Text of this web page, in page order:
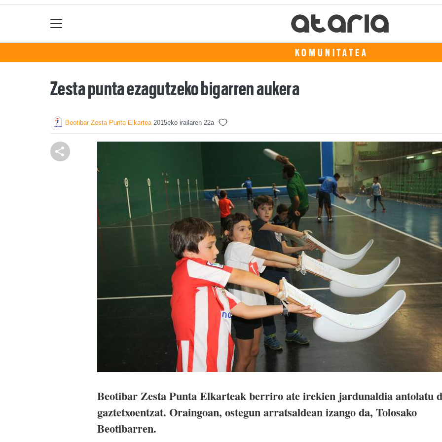
KOMUNITATEA
Zesta punta ezagutzeko bigarren aukera
Beotibar Zesta Punta Elkartea 2015eko irailaren 22a
Beotibar Zesta Punta Elkarteak berriro ate irekien jardunaldia antolatu
gaztetxoentzat. Oraingoan, ostegun arratsaldean izango da, Tolosako
Beotibarren.